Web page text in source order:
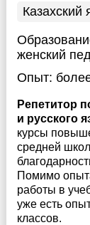
Казахский
женский
Опыт:
Репетитор
и русского
курсы
средней
Помимо
работы в
уже есть
классов.